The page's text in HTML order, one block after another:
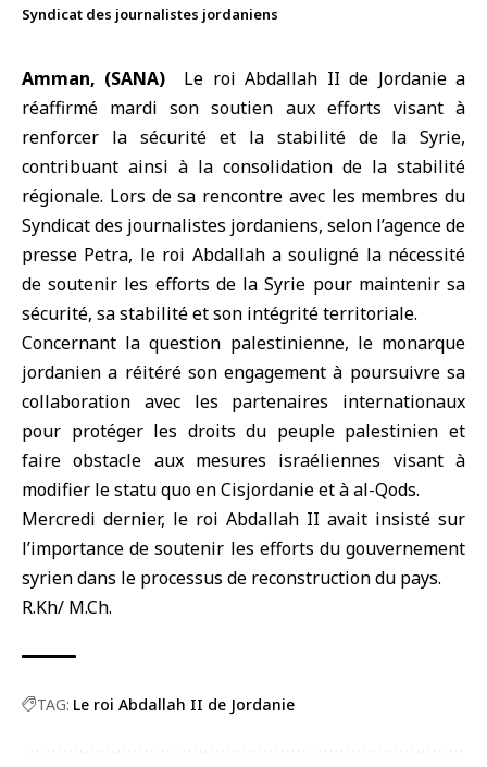
Syndicat des journalistes jordaniens
Amman, (SANA) Le roi Abdallah II de Jordaniea
réaffirmé mardi son soutien aux efforts visant à
renforcer la sécurité et la stabilité de la Syrie,
contribuant ainsi à la consolidation de la stabilité
régionale. Lors de sa rencontre avec les membres du
Syndicat des journalistes jordaniens, selon l’agence de
presse Petra, le roi Abdallah a souligné la nécessité
de soutenir les efforts de la Syrie pour maintenir sa
sécurité, sa stabilité et son intégrité territoriale.
Concernant la question palestinienne, le monarque
jordanien a réitéré son engagement à poursuivre sa
collaboration avec les partenaires internationaux
pour protéger les droits du peuple palestinien et
faire obstacle aux mesures israéliennes visant à
modifier le statu quo en Cisjordanie et à al-Qods.
Mercredi dernier, le roi Abdallah II avait insisté sur
l’importance de soutenir les efforts du gouvernement
syrien dans le processus de reconstruction du pays.
R.Kh/ M.Ch.
TAG: Le roi Abdallah II de Jordanie